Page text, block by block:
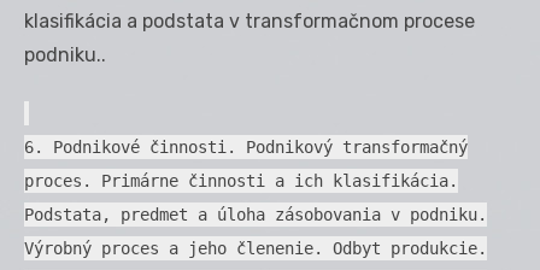
klasifikácia a podstata v transformačnom procese
podniku..
6. Podnikové činnosti. Podnikový transformačný
proces. Primárne činnosti a ich klasifikácia.
Podstata, predmet a úloha zásobovania v podniku.
Výrobný proces a jeho členenie. Odbyt produkcie.